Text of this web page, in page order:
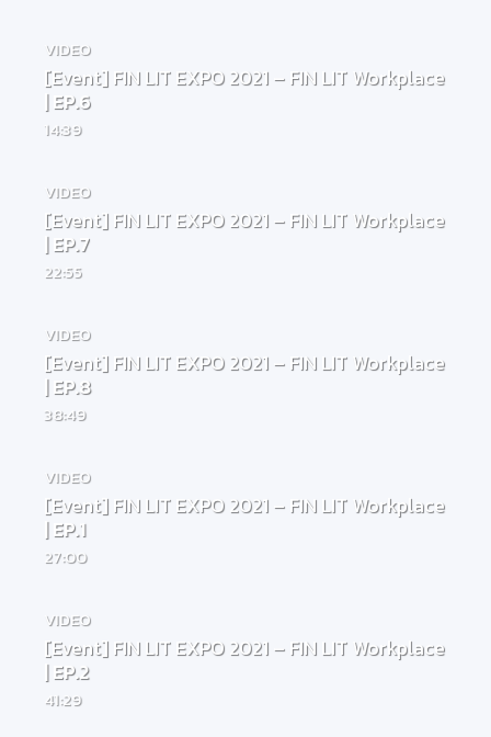
VIDEO
[Event] FIN LIT EXPO 2021 – FIN LIT Workplace
| EP.6
14:39
VIDEO
[Event] FIN LIT EXPO 2021 – FIN LIT Workplace
| EP.7
22:55
VIDEO
[Event] FIN LIT EXPO 2021 – FIN LIT Workplace
| EP.8
38:49
VIDEO
[Event] FIN LIT EXPO 2021 – FIN LIT Workplace
| EP.1
27:00
VIDEO
[Event] FIN LIT EXPO 2021 – FIN LIT Workplace
| EP.2
41:29